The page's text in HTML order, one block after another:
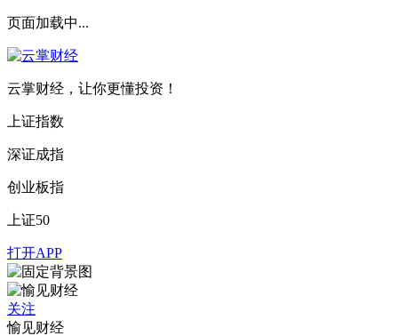
页面加载中...
云掌财经，让你更懂投资！
上证指数
深证成指
创业板指
上证50
打开APP
关注
愉见财经